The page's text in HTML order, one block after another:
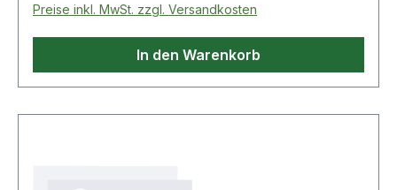
Preise inkl. MwSt. zzgl. Versandkosten
In den Warenkorb